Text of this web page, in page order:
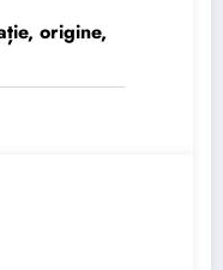
origine,